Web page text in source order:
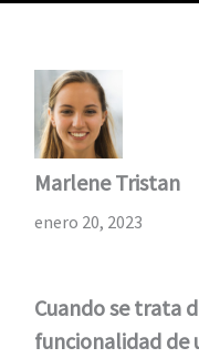
Marlene Tristan
enero 20, 2023
Cuando se trata
funcionalidad de